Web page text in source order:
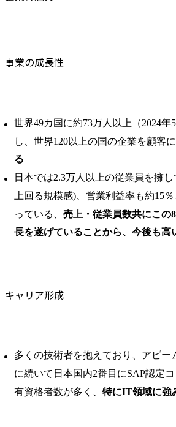
事業の成長性
世界49カ国に約73万人以上（2024
し、世界120以上の国の企業を顧客に
る
日本では2.3万人以上の従業員を擁
上回る規模感)、営業利益率も約15
っている、 売上・従業員数共にこの
長を遂げていることから、今後も高
キャリア形成
多くの技術者を抱えており、アビー
に続いて日本国内2番目にSAP認定
有資格者数が多く、 特にIT領域に強